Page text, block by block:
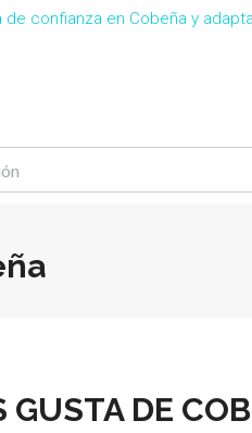
de confianza en Cobeña y
GUSTA DE